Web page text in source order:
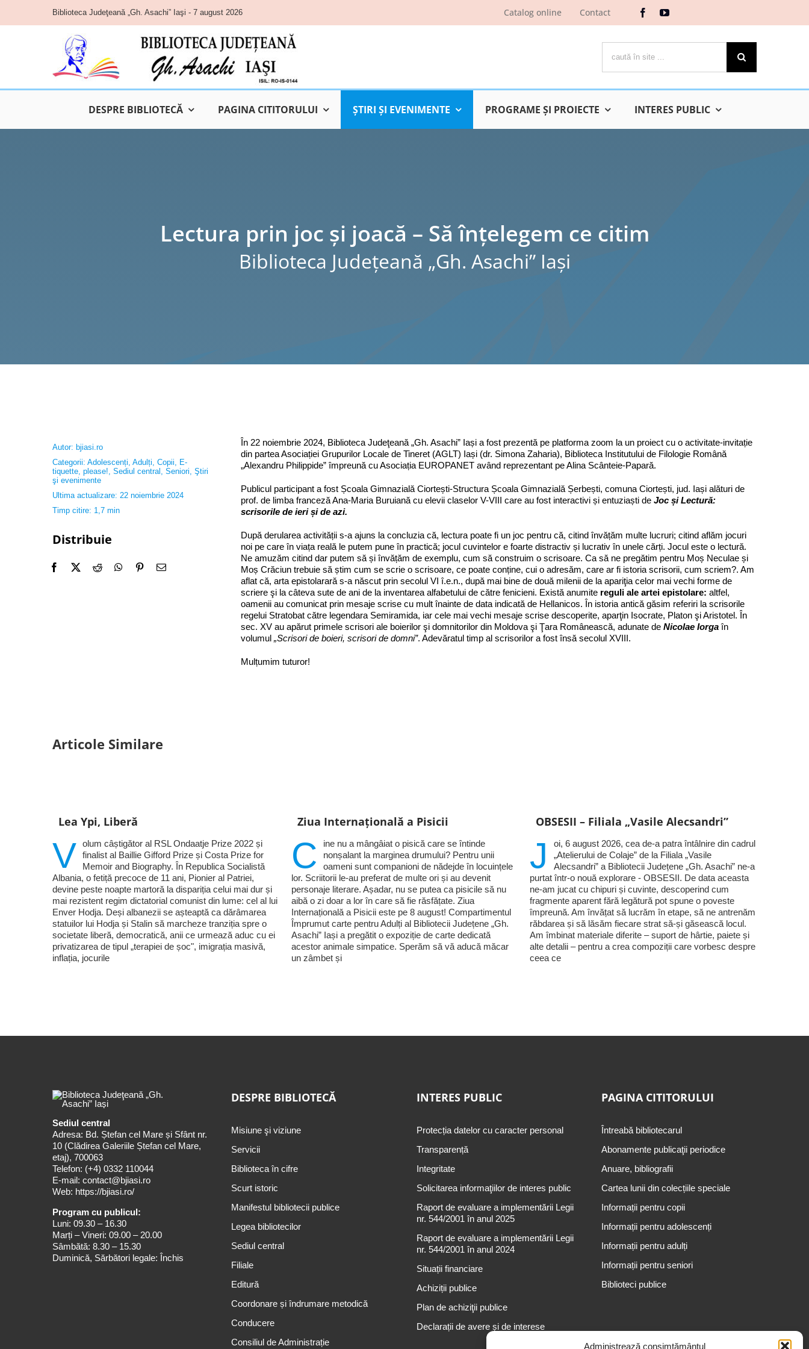
Administrează consimțământul
content
Biblioteca Judeţeană „Gh. Asachi” Iaşi - 7 august 2026 Catalog online Contact
DESPRE BIBLIOTECĂ PAGINA CITITORULUI ŞTIRI ŞI EVENIMENTE PROGRAME ŞI PROIECTE INTERES PUBLIC
Lectura prin joc și joacă – Să înțelegem ce citim
Biblioteca Judeţeană „Gh. Asachi” Iaşi
Autor: bjiasi.ro
Categorii: Adolescenți, Adulți, Copii, E-
tiquette, please!, Sediul central , Seniori, Ştiri
şi evenimente
Ultima actualizare: 22 noiembrie 2024
Timp citire: 1,7 min
Distribuie
În 22 noiembrie 2024, Biblioteca Judeţeană „Gh. Asachi” Iași a fost prezentă pe platforma zoom la un proiect cu o activitate-invitație
din partea Asociației Grupurilor Locale de Tineret (AGLT) Iași (dr. Simona Zaharia), Biblioteca Institutului de Filologie Română
„Alexandru Philippide” împreună cu Asociația EUROPANET având reprezentant pe Alina Scânteie-Papară.
Publicul participant a fost Școala Gimnazială Ciortești-Structura Școala Gimnazială Șerbești, comuna Ciortești, jud. Iași alături de
prof. de limba franceză Ana-Maria Buruiană cu elevii claselor V-VIII care au fost interactivi și entuziaști deJocși Lectură:
scrisorile de ieri și de azi.
După derularea activității s-a ajuns la concluzia că, lectura poate fi un joc pentru că, citind învățăm multe lucruri; citind aflăm jocuri
noi pe care în viața reală le putem pune în practică; jocul cuvintelor e foarte distractiv și lucrativ în unele cărți. Jocul este o lectură.
Ne amuzăm citind dar putem să și învățăm de exemplu, cum să construim o scrisoare. Ca să ne pregătim pentru Moș Neculae și
Moș Crăciun trebuie să știm cum se scrie o scrisoare, ce poate conține, cui o adresăm, care ar fi istoria scrisorii, cum scriem?. Am
aflat că, arta epistolarară s-a născut prin secolul VI î.e.n., după mai bine de două milenii de la apariţia celor mai vechi forme de
scriere şi la câteva sute de ani de la inventarea alfabetului de către fenicieni. Există anumite reguli ale artei epistolare: altfel,
oamenii au comunicat prin mesaje scrise cu mult înainte de data indicată de Hellanicos. În istoria antică găsim referiri la scrisorile
regelui Stratobat către legendara Semiramida, iar cele mai vechi mesaje scrise descoperite, aparţin Isocrate, Platon şi Aristotel. În
sec. XV au apărut primele scrisori ale boierilor şi domnitorilor din Moldova şi Ţara Românească, adunate deNicolae Iorgaîn
volumul„Scrisori de boieri, scrisori de domni”. Adevăratul timp al scrisorilor a fost însă secolul XVIII.
Mulțumim tuturor!
Articole Similare
Lea Ypi, Liberă
V olum câștigător al RSL Ondaatje Prize 2022 și
finalist al Baillie Gifford Prize și Costa Prize for
Memoir and Biography. În Republica Socialistă
Albania, o fetiță precoce de 11 ani, Pionier al Patriei,
devine peste noapte martoră la dispariția celui mai dur și
mai rezistent regim dictatorial comunist din lume: cel al lui
Enver Hodja. Deși albanezii se așteaptă ca dărâmarea
statuilor lui Hodja și Stalin să marcheze tranziția spre o
societate liberă, democratică, anii ce urmează aduc cu ei
privatizarea de tipul „terapiei de șoc", imigrația masivă,
inflația, jocurile
Ziua Internațională a Pisicii
C
ine nu a mângâiat o pisică care se întinde
nonșalant la marginea drumului? Pentru unii
oameni sunt companioni de nădejde în locuințele
lor. Scriitorii le-au preferat de multe ori și au devenit
personaje literare. Așadar, nu se putea ca pisicile să nu
aibă o zi doar a lor în care să fie răsfățate. Ziua
Internațională a Pisicii este pe 8 august! Compartimentul
Împrumut carte pentru Adulți al Bibliotecii Județene „Gh.
Asachi” Iași a pregătit o expoziție de carte dedicată
acestor animale simpatice. Sperăm să vă aducă măcar
un zâmbet și
OBSESII – Filiala „Vasile Alecsandri”
J
oi, 6 august 2026, cea de-a patra întâlnire din cadrul
„Atelierului de Colaje” de la Filiala „Vasile
Alecsandri” a Bibliotecii Județene „Gh. Asachi” ne-a
purtat într-o nouă explorare - OBSESII. De data aceasta
ne-am jucat cu chipuri și cuvinte, descoperind cum
fragmente aparent fără legătură pot spune o poveste
împreună. Am învățat să lucrăm în etape, să ne antrenăm
răbdarea și să lăsăm fiecare strat să-și găsească locul.
Am îmbinat materiale diferite – suport de hârtie, paiete și
alte detalii – pentru a crea compoziții care vorbesc despre
ceea ce
Sediul central
Adresa: Bd. Ștefan cel Mare și Sfânt nr.
10 (Clădirea Galeriile Ștefan cel Mare,
etaj), 700063
Telefon: (+4) 0332 110044
E-mail: contact@bjiasi.ro
Web: https://bjiasi.ro/
Program cu publicul:
Luni: 09.30 – 16.30
Marți – Vineri: 09.00 – 20.00
Sâmbătă: 8.30 – 15.30
Duminică, Sărbători legale: Închis
DESPRE BIBLIOTECĂ
Misiune şi viziune
Servicii
Biblioteca în cifre
Scurt istoric
Manifestul bibliotecii publice
Legea bibliotecilor
Sediul central
Filiale
Editură
Coordonare și îndrumare metodică
Conducere
Consiliul de Administrație
INTERES PUBLIC
Protecția datelor cu caracter personal
Transparență
Integritate
Solicitarea informaţiilor de interes public
Raport de evaluare a implementării Legii
nr. 544/2001 în anul 2025
Raport de evaluare a implementării Legii
nr. 544/2001 în anul 2024
Situații financiare
Achiziții publice
Plan de achiziţii publice
Declarații de avere și de interese
PAGINA CITITORULUI
Întreabă bibliotecarul
Abonamente publicaţii periodice
Anuare, bibliografii
Cartea lunii din colecțiile speciale
Informații pentru copii
Informații pentru adolescenți
Informații pentru adulți
Informații pentru seniori
Biblioteci publice